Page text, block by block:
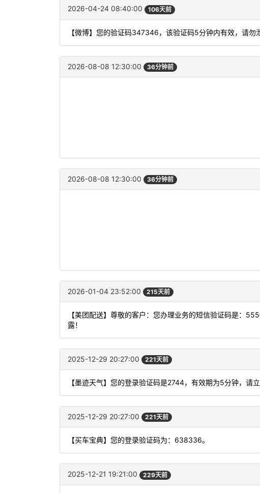
2026-04-24 08:40:00 106天前
【微博】您的验证码347346，该验证码5分钟内有效，请勿
2026-08-08 12:30:00 36分钟前
2026-08-08 12:30:00 36分钟前
2026-01-04 23:52:00 215天前
【美团配送】尊敬的客户：您办理业务的短信验证码是：
露！
2025-12-29 20:27:00 221天前
【墨迹天气】您的登录验证码是2744，有效期为5分钟，请立
2025-12-29 20:27:00 221天前
【买车宝典】您的登录验证码为：638336。
2025-12-21 19:21:00 229天前